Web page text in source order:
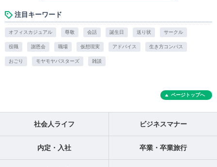
注目キーワード
オフィスカジュアル 尊敬 会話 誕生日 送り状 サークル
役職 謝恩会 職場 仮想現実 アドバイス 生き方コンパス
おごり モヤモヤバスターズ 雑談
ページトップへ
社会人ライフ ビジネスマナー
内定・入社 卒業・卒業旅行